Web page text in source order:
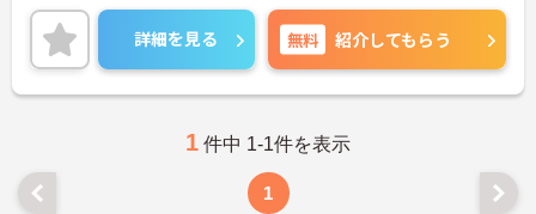
土が根付いています。入居者様一人ひとりに寄り添
うため、多職種で連携しながらケアプランを作成・
実行していきます。お互いを尊重し、協力しあえる
仲間がいるからこそ、安心して働くことができま
す。
＞プライム市場上場企業のグループ会社という安定
した基盤があり、安心して長くキャリアを築いてい
けます。また、個々のレベルや専門性に応じた研修
制度が充実しているため、ケアマネジャーとして着
詳細を見る 無料 紹介してもらう
1 件中 1-1件を表示
1